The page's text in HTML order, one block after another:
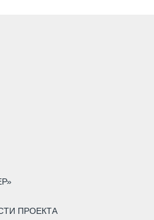
ПРОЕКТА